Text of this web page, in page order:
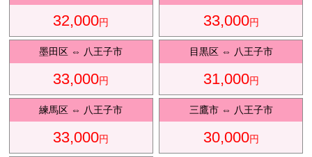
観光タク
シー
ディズ
ニー送
迎
東
京
32,000円 33,000円
墨田区 ⇔ 八王子市
33,000円
目黒区⇔ 八王子市
31,000円
練馬区 ⇔ 八王子市
33,000円
三鷹市⇔ 八王子市
30,000円